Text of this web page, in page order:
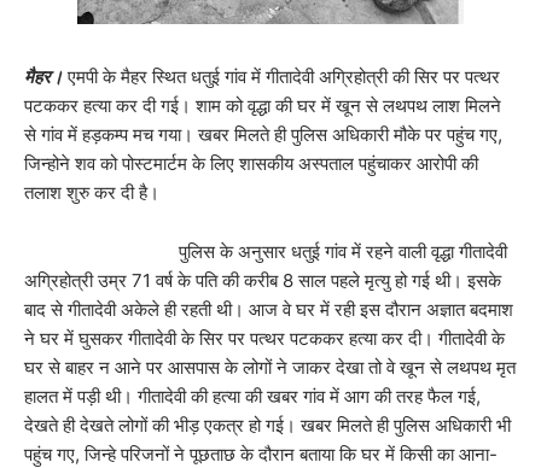
मैहर।एमपी के मैहर स्थित धतुई गांव में गीतादेवी अग्रिहोत्री की सिर पर पत्थर
पटककर हत्या कर दी गई। शाम को वृद्धा की घर में खून से लथपथ लाश मिलने
से गांव में हड़कम्प मच गया। खबर मिलते ही पुलिस अधिकारी मौके पर पहुंच गए,
जिन्होने शव को पोस्टमार्टम के लिए शासकीय अस्पताल पहुंचाकर आरोपी की
तलाश शुरु कर दी है।
पुलिस के अनुसार धतुई गांव में रहने वाली वृद्धा गीतादेवी
अग्रिहोत्री उम्र 71 वर्ष के पति की करीब 8 साल पहले मृत्यु हो गई थी। इसके
बाद से गीतादेवी अकेले ही रहती थी। आज वे घर में रही इस दौरान अज्ञात बदमाश
ने घर में घुसकर गीतादेवी के सिर पर पत्थर पटककर हत्या कर दी। गीतादेवी के
घर से बाहर न आने पर आसपास के लोगों ने जाकर देखा तो वे खून से लथपथ मृत
हालत में पड़ी थी। गीतादेवी की हत्या की खबर गांव में आग की तरह फैल गई,
देखते ही देखते लोगों की भीड़ एकत्र हो गई। खबर मिलते ही पुलिस अधिकारी भी
पहुंच गए, जिन्हे परिजनों ने पूछताछ के दौरान बताया कि घर में किसी का आना-